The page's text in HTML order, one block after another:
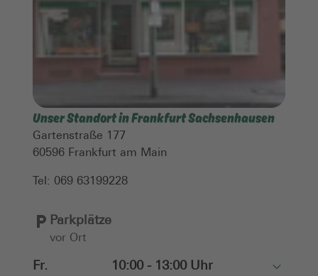
Unser Standort in Frankfurt Sachsenhausen
Gartenstraße 177
60596 Frankfurt am Main
Tel: 069 63199228
Parkplätze
vor Ort
Fr.
10:00 - 13:00 Uhr
Toggle